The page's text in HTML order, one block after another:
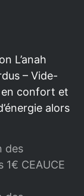
L’anah
– Vide-
en confort et
alors
des
1€ CEAUCE